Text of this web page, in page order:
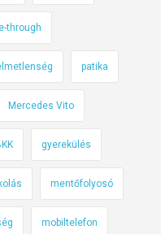
through
patika
Mercedes Vito
gyerekülés
mentőfolyosó
mobiltelefon